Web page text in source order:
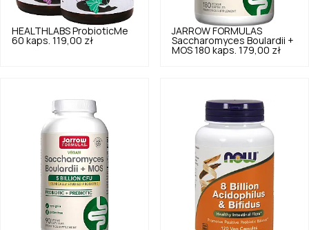
HEALTHLABS ProbioticMe
60 kaps. 119,00 zł
JARROW FORMULAS
Saccharomyces Boulardii +
MOS 180 kaps. 179,00 zł